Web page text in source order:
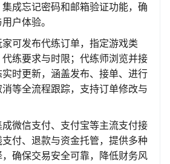
成忘记密码和邮箱验证功能，确
户体验。
家可发布代练订单，指定游戏类
练要求与时限；代练师浏览并接
时更新，涵盖发布、接单、进行
等全流程跟踪，支持订单修改与
成微信支付、支付宝等主流支付接
付、退款与资金托管，提供多种
确保交易安全可靠，降低财务风